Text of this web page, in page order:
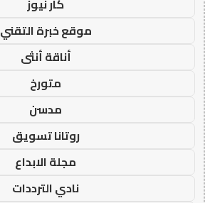
كار نيوز
موقع خبرة التقني
أناقة أنثى
متورخ
مدسن
روتانا تسويق
مجلة الابداع
نادي الترددات